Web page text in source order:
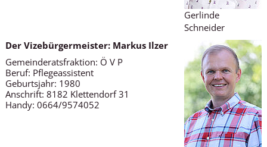
Gerlinde
Schneider
Der Vizebürgermeister: Markus Ilzer
Gemeinderatsfraktion: Ö V P
Beruf: Pflegeassistent
Geburtsjahr: 1980
Anschrift: 8182 Klettendorf 31
Handy: 0664/9574052